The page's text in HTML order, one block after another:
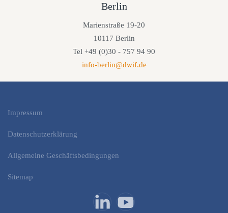
Berlin
Marienstraße 19-20
10117 Berlin
Tel +49 (0)30 - 757 94 90
info-berlin@dwif.de
Impressum
Datenschutzerklärung
Allgemeine Geschäftsbedingungen
Sitemap